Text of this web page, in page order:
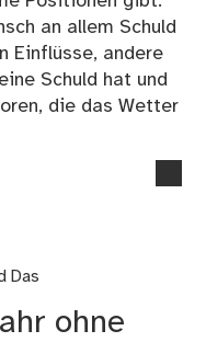
an allem Schuld
Einflüsse, andere
Schuld hat und
die das Wetter
Das
ohne